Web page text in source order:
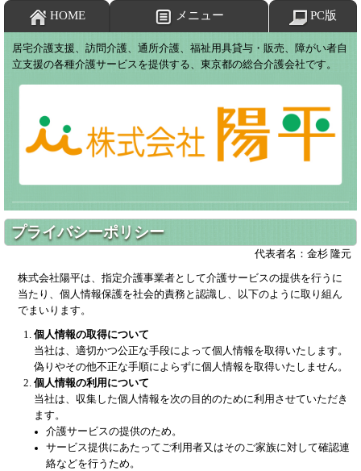
HOME メニュー PC版
居宅介護支援、訪問介護、通所介護、福祉用具貸与・販売、障がい者自
立支援の各種介護サービスを提供する、東京都の総合介護会社です。
プライバシーポリシー
代表者名：金杉 隆元
株式会社陽平は、指定介護事業者として介護サービスの提供を行うに
当たり、個人情報保護を社会的責務と認識し、以下のように取り組ん
でまいります。
個人情報の取得について
当社は、適切かつ公正な手段によって個人情報を取得いたします。
偽りやその他不正な手順によらずに個人情報を取得いたしません。
個人情報の利用について
当社は、収集した個人情報を次の目的のために利用させていただき
ます。
介護サービスの提供のため。
サービス提供にあたってご利用者又はそのご家族に対して確認連
絡などを行うため。